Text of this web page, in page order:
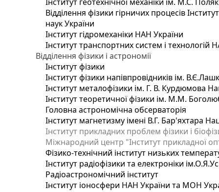
Відділення фізики гірничих процесів
наук України
Інститут гідромеханіки НАН України
Інститут транспортних систем і технологій
Відділення фізики і астрономії
Інститут фізики
Інститут фізики напівпровідників ім.
Інститут металофізики ім. Г. В. Курдюмова
Інститут теоретичної фізики ім. М.М.
Головна астрономічна обсерваторія
Інститут магнетизму імені В.Г. Бар'яхтара
Інститут прикладних проблем фізики і
Міжнародний центр "Інститут прикладної
Фізико-технічний інститут низьких
Інститут радіофізики та електроніки
Радіоастрономічний інститут
Інститут іоносфери НАН України та МОН